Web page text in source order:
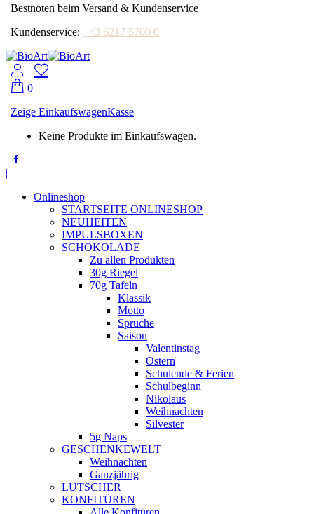
Bestnoten beim Versand & Kundenservice
Kundenservice: +43 6217 5700 0
0
Zeige EinkaufswagenKasse
Keine Produkte im Einkaufswagen.
in
window
|
Onlineshop
STARTSEITE ONLINESHOP
NEUHEITEN
IMPULSBOXEN
SCHOKOLADE
Zu allen Produkten
30g Riegel
70g Tafeln
Klassik
Motto
Sprüche
Saison
Valentinstag
Ostern
Schulende & Ferien
Schulbeginn
Nikolaus
Weihnachten
Silvester
5g Naps
GESCHENKEWELT
Weihnachten
Ganzjährig
LUTSCHER
KONFITÜREN